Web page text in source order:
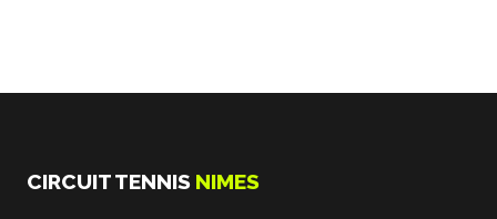
CIRCUIT TENNIS NIMES